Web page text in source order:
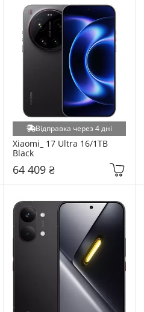
Відправка через 4 дні
Xiaomi_ 17 Ultra 16/1TB
Black
64 409 ₴